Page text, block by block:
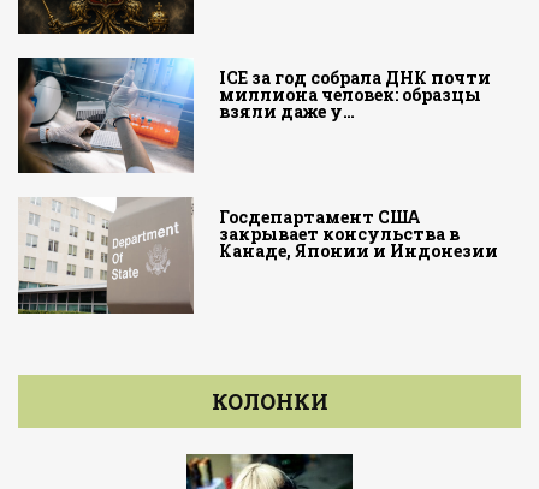
ICE за год собрала ДНК почти
миллиона человек: образцы
взяли даже у…
Госдепартамент США
закрывает консульства в
Канаде, Японии и Индонезии
КОЛОНКИ